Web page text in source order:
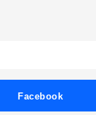
Facebook